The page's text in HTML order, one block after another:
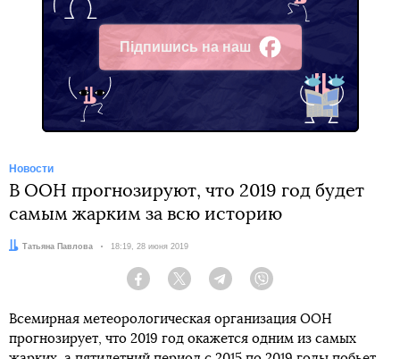
Підпишись на наш
Facebook
Новости
В ООН прогнозируют, что 2019 год будет
самым жарким за всю историю
Автор:
Татьяна Павлова Дата:
18:19, 28 июня 2019
Facebook Twitter Telegram
Всемирная метеорологическая организация ООН
прогнозирует, что 2019 год окажется одним из самых